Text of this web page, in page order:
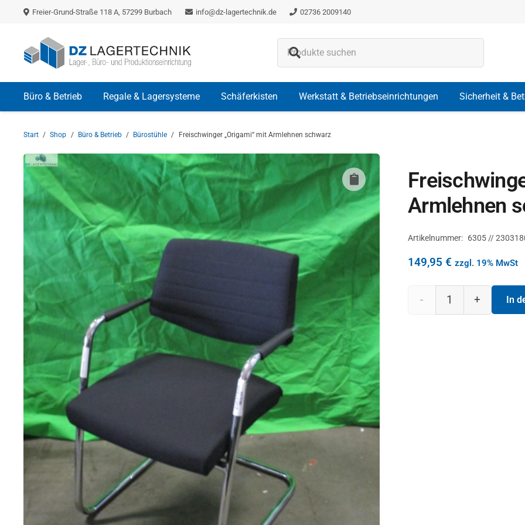
Freier-Grund-Straße 118 A, 57299 Burbach info@dz-lagertechnik.de 02736 2009140
Büro & Betrieb Regale & Lagersysteme Schäferkisten Werkstatt & Betriebseinrichtungen Sicherheit &
Start / Shop / Büro & Betrieb / Bürostühle / Freischwinger „Origami“ mit Armlehnen schwarz
Armlehnen
Artikelnummer: 6305 //
149,95 € zzgl. 19% MwSt
Freischwinger In